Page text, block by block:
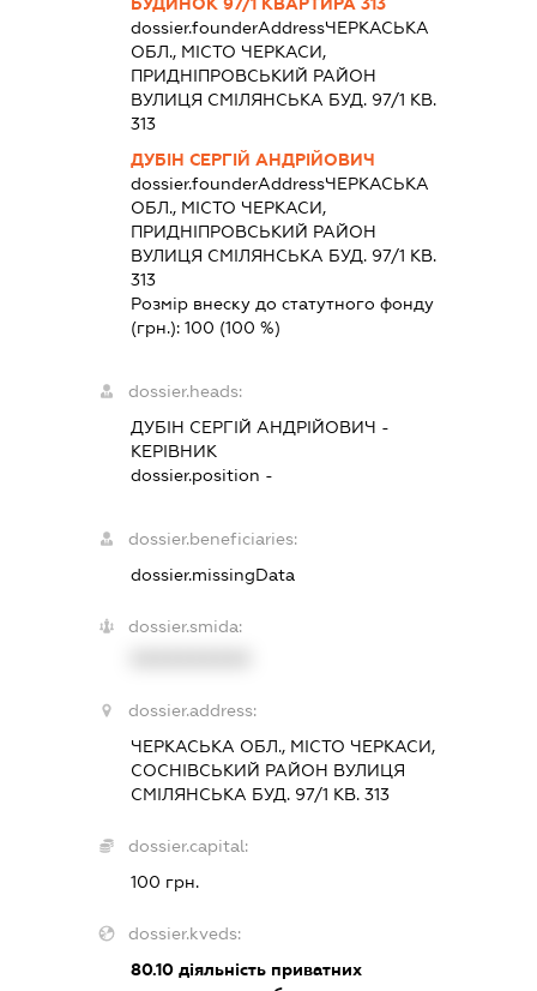
dossier.founderAddressЧЕРКАСЬКА
ОБЛ., МІСТО ЧЕРКАСИ,
ПРИДНІПРОВСЬКИЙ РАЙОН
ВУЛИЦЯ СМІЛЯНСЬКА БУД. 97/1 КВ.
313
ДУБІН СЕРГІЙ АНДРІЙОВИЧ
dossier.founderAddressЧЕРКАСЬКА
ОБЛ., МІСТО ЧЕРКАСИ,
ПРИДНІПРОВСЬКИЙ РАЙОН
ВУЛИЦЯ СМІЛЯНСЬКА БУД. 97/1 КВ.
313
Розмір внеску до статутного фонду
(грн.):100 (100 %)
dossier.heads:
ДУБІН СЕРГІЙ АНДРІЙОВИЧ -
КЕРІВНИК
dossier.position -
dossier.beneficiaries:
dossier.missingData
dossier.smida:
dossier.address:
ЧЕРКАСЬКА ОБЛ., МІСТО ЧЕРКАСИ,
СОСНІВСЬКИЙ РАЙОН ВУЛИЦЯ
СМІЛЯНСЬКА БУД. 97/1 КВ. 313
dossier.capital:
100 грн.
dossier.kveds:
80.10 діяльність приватних